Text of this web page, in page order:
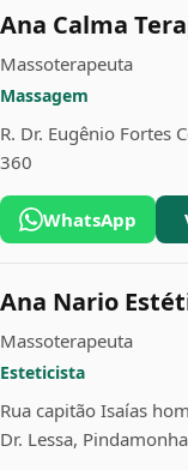
Ana Calma
Massoterapeuta
Massagem
R. Dr. Eugênio Fortes
360
WhatsApp
Ana Nario
Massoterapeuta
Esteticista
Rua capitão Isaías
Dr. Lessa,